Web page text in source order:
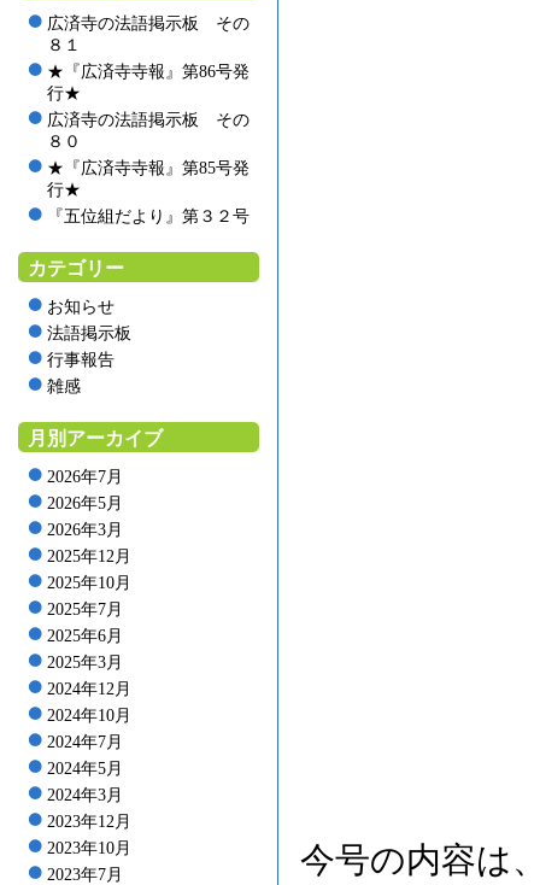
広済寺の法語掲示板 その
８１
★『広済寺寺報』第86号発
行★
広済寺の法語掲示板 その
８０
★『広済寺寺報』第85号発
行★
『五位組だより』第３２号
カテゴリー
お知らせ
法語掲示板
行事報告
雑感
月別アーカイブ
2026年7月
2026年5月
2026年3月
2025年12月
2025年10月
2025年7月
2025年6月
2025年3月
2024年12月
2024年10月
2024年7月
2024年5月
2024年3月
2023年12月
2023年10月
2023年7月
今号の内容は